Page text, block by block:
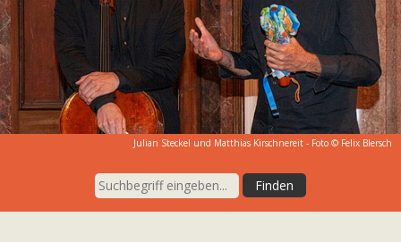
Julian Steckel und Matthias Kirschnereit - Foto © Felix Blersch